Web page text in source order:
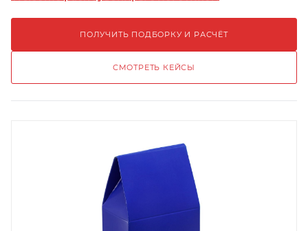
ПОЛУЧИТЬ ПОДБОРКУ И РАСЧЁТ
СМОТРЕТЬ КЕЙСЫ